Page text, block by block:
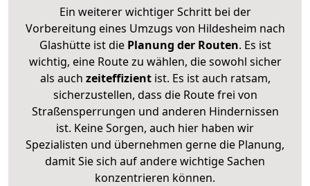
Ein weiterer wichtiger Schritt bei der
Vorbereitung eines Umzugs von Hildesheim nach
Glashütte ist diePlanung der Routen. Es ist
wichtig, eine Route zu wählen, die sowohl sicher
als auch zeiteffizientist. Es ist auch ratsam,
sicherzustellen, dass die Route frei von
Straßensperrungen und anderen Hindernissen
ist. Keine Sorgen, auch hier haben wir
Spezialisten und übernehmen gerne die Planung,
damit Sie sich auf andere wichtige Sachen
konzentrieren können.